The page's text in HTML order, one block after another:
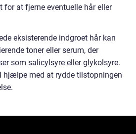
for at fjerne eventuelle hår eller
eksisterende indgroet hår kan
toner eller serum, der
som salicylsyre eller glykolsyre.
hjælpe med at rydde tilstopningen